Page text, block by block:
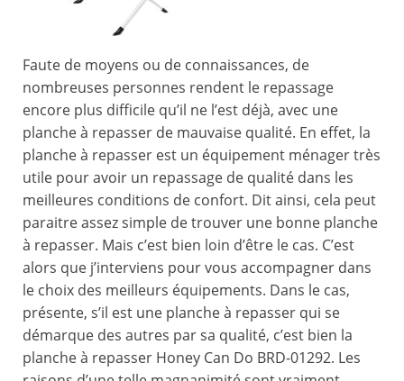
Faute de moyens ou de connaissances, de
nombreuses personnes rendent le repassage
encore plus difficile qu’il ne l’est déjà, avec une
planche à repasser de mauvaise qualité. En effet, la
planche à repasser est un équipement ménager très
utile pour avoir un repassage de qualité dans les
meilleures conditions de confort. Dit ainsi, cela peut
paraitre assez simple de trouver une bonne planche
à repasser. Mais c’est bien loin d’être le cas. C’est
alors que j’interviens pour vous accompagner dans
le choix des meilleurs équipements. Dans le cas,
présente, s’il est une planche à repasser qui se
démarque des autres par sa qualité, c’est bien la
planche à repasser Honey Can Do BRD-01292. Les